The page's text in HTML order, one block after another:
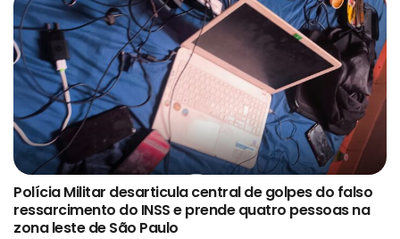
Polícia Militar desarticula central de golpes do falso
ressarcimento do INSS e prende quatro pessoas na
zona leste de São Paulo